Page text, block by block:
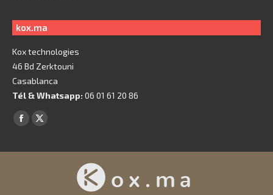
kox.ma
Kox technologies
46 Bd Zerktouni
Casablanca
Tél & Whatsapp: 06 01 61 20 86
Trouvez nous sur :
Facebook
X